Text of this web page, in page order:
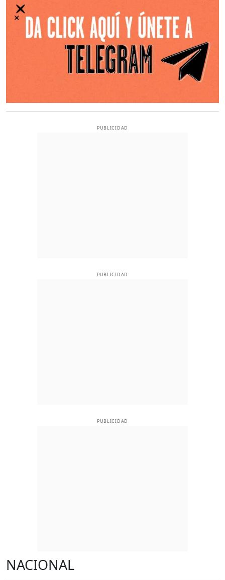
PUBLICIDAD
PUBLICIDAD
PUBLICIDAD
NACIONAL